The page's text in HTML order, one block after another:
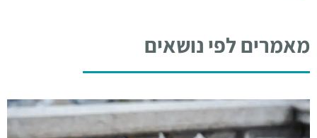
מאמרים לפי נושאים